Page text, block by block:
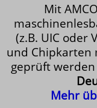
Mit
(z.B. UIC oder
und Chipkarten
geprüft
Mehr